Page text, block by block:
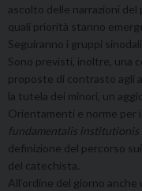
ascolto delle narrazioni
quali priorità stanno
Seguiranno i gruppi sinodali.
Sono previsti, inoltre, una
proposte di contrasto agli
la tutela dei minori, un
Orientamenti e norme per
fundamentalis institutionis
definizione del percorso
del catechista.
All’ordine del giorno